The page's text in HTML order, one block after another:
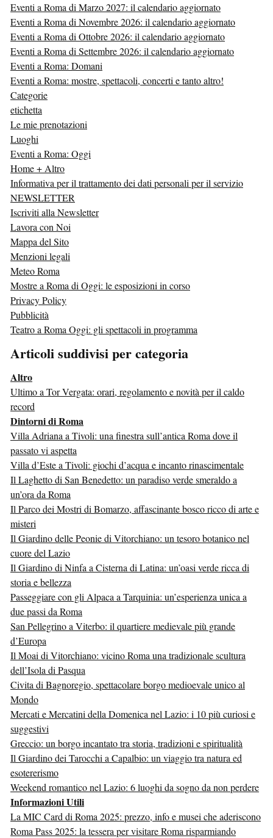
Eventi a Roma di Marzo 2027: il calendario aggiornato
Eventi a Roma di Novembre 2026: il calendario aggiornato
Eventi a Roma di Ottobre 2026: il calendario aggiornato
Eventi a Roma di Settembre 2026: il calendario aggiornato
Eventi a Roma: Domani
Eventi a Roma: mostre, spettacoli, concerti e tanto altro!
Categorie
etichetta
Le mie prenotazioni
Luoghi
Eventi a Roma: Oggi
Home + Altro
Informativa per il trattamento dei dati personali per il servizio
NEWSLETTER
Iscriviti alla Newsletter
Lavora con Noi
Mappa del Sito
Menzioni legali
Meteo Roma
Mostre a Roma di Oggi: le esposizioni in corso
Privacy Policy
Pubblicità
Teatro a Roma Oggi: gli spettacoli in programma
Articoli suddivisi per categoria
Altro
Ultimo a Tor Vergata: orari, regolamento e novità per il caldo
record
Dintorni di Roma
Villa Adriana a Tivoli: una finestra sull’antica Roma dove il
passato vi aspetta
Villa d’Este a Tivoli: giochi d’acqua e incanto rinascimentale
Il Laghetto di San Benedetto: un paradiso verde smeraldo a
un’ora da Roma
Il Parco dei Mostri di Bomarzo, affascinante bosco ricco di arte e
misteri
Il Giardino delle Peonie di Vitorchiano: un tesoro botanico nel
cuore del Lazio
Il Giardino di Ninfa a Cisterna di Latina: un’oasi verde ricca di
storia e bellezza
Passeggiare con gli Alpaca a Tarquinia: un’esperienza unica a
due passi da Roma
San Pellegrino a Viterbo: il quartiere medievale più grande
d’Europa
Il Moai di Vitorchiano: vicino Roma una tradizionale scultura
dell’Isola di Pasqua
Civita di Bagnoregio, spettacolare borgo medioevale unico al
Mondo
Mercati e Mercatini della Domenica nel Lazio: i 10 più curiosi e
suggestivi
Greccio: un borgo incantato tra storia, tradizioni e spiritualità
Il Giardino dei Tarocchi a Capalbio: un viaggio tra natura ed
esotererismo
Weekend romantico nel Lazio: 6 luoghi da sogno da non perdere
Informazioni Utili
La MIC Card di Roma 2025: prezzo, info e musei che aderiscono
Roma Pass 2025: la tessera per visitare Roma risparmiando